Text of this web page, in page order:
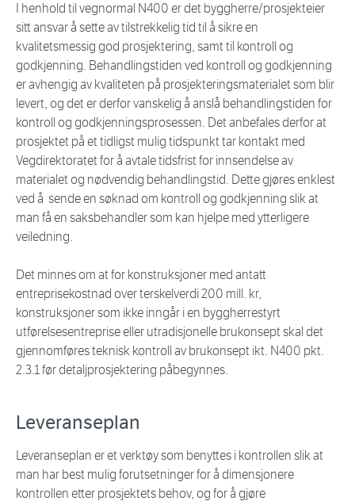
I henhold til vegnormal N400 er det byggherre/prosjekteier
sitt ansvar å sette av tilstrekkelig tid til å sikre en
kvalitetsmessig god prosjektering, samt til kontroll og
godkjenning. Behandlingstiden ved kontroll og godkjenning
er avhengig av kvaliteten på prosjekteringsmaterialet som blir
levert, og det er derfor vanskelig å anslå behandlingstiden for
kontroll og godkjenningsprosessen. Det anbefales derfor at
prosjektet på et tidligst mulig tidspunkt tar kontakt med
Vegdirektoratet for å avtale tidsfrist for innsendelse av
materialet og nødvendig behandlingstid. Dette gjøres enklest
ved å sende en søknad om kontroll og godkjenning slik at
man få en saksbehandler som kan hjelpe med ytterligere
veiledning.
Det minnes om at for konstruksjoner med antatt
entreprisekostnad over terskelverdi 200 mill. kr,
konstruksjoner som ikke inngår i en byggherrestyrt
utførelsesentreprise eller utradisjonelle brukonsept skal det
gjennomføres teknisk kontroll av brukonsept ikt. N400 pkt.
2.3.1 før detaljprosjektering påbegynnes.
Leveranseplan
Leveranseplan er et verktøy som benyttes i kontrollen slik at
man har best mulig forutsetninger for å dimensjonere
kontrollen etter prosjektets behov, og for å gjøre